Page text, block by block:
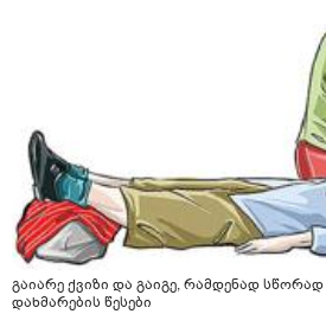
გაიარე ქვიზი და გაიგე, რამდენად
დახმარების წესები